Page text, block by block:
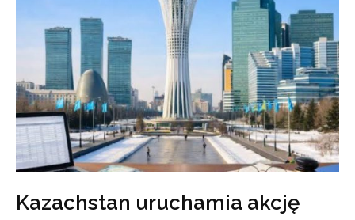
Kazachstan uruchamia akcję